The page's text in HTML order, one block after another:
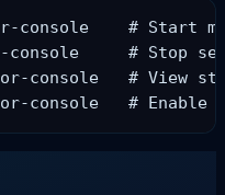
console    # Start
# Stop
console   # View